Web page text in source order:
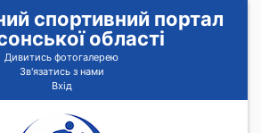
спортивний портал
області
Дивитись фотогалерею
Зв'язатись з нами
Вхід